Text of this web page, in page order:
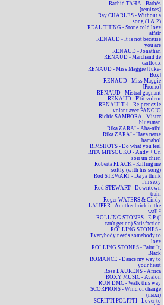
Rachid TAHA - Barbès
[remixes]
Ray CHARLES - Without a
song (1 & 2)
REAL THING - Stone cold love
affair
RENAUD - It is not because
you are
RENAUD - Jonathan
RENAUD - Marchand de
cailloux
RENAUD - Miss Maggie [Juke-
Box]
RENAUD - Miss Maggie
[Promo]
RENAUD - Mistral gagnant
RENAUD - P'tit voleur
RENAULT 4 - Re-prenez le
volant avec FANGIO
Richie SAMBORA - Mister
bluesman
Rika ZARAÏ - Aba-nibi
Rika ZARAÏ - Hava netse
bamahol
RIMSHOTS - Do what you feel
RITA MITSOUKO - Andy + Un
soir un chien
Roberta FLACK - Killing me
softly (with his song)
Rod STEWART - Da ya think
I'm sexy
Rod STEWART - Downtown
train
Roger WATERS & Cindy
LAUPER - Another brick in the
wall ²
ROLLING STONES - E.P. (I
can't get no) Satisfaction
ROLLING STONES -
Everybody needs somebody to
love
ROLLING STONES - Paint It,
Black
ROMANCE - Dance my way to
your heart
Rose LAURENS - Africa
ROXY MUSIC - Avalon
RUN DMC - Walk this way
SCORPIONS - Wind of change
(maxi)
SCRITTI POLITTI - Lover to